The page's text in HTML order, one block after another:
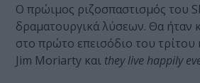
Ο πρώιμος ριζοσπαστισμός του
δραματουργικά λύσεων. Θα ήταν
στο πρώτο επεισόδιο του
Jim Moriarty και theylive happily